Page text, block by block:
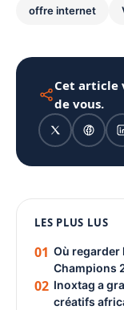
offre internet
Cet article
de vous.
PUBLICITÉ
LES PLUS LUS
01 Où regarder
Champions
02 Inoxtag a
créatifs